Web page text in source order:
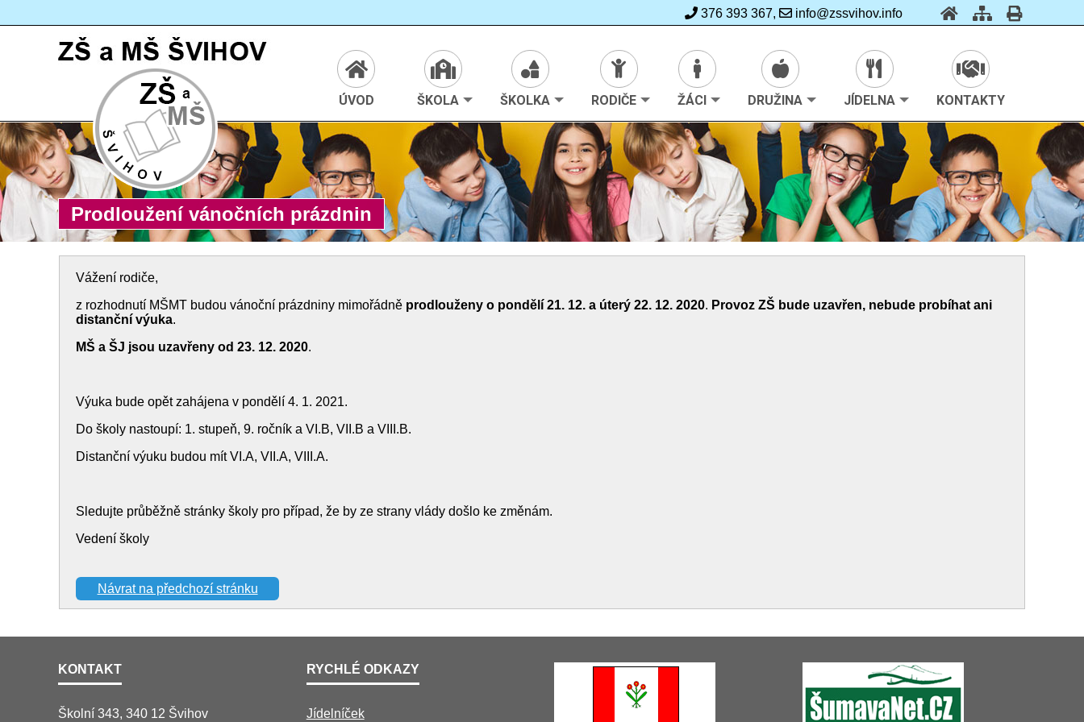
376 393 367, info@zssvihov.info
ÚVOD ŠKOLA ŠKOLKA RODIČE ŽÁCI DRUŽINA JÍDELNA KONTAKTY
Prodloužení vánočních prázdnin
Vážení rodiče,
z rozhodnutí MŠMT budou vánoční prázdniny mimořádně prodlouženy o pondělí 21. 12. a úterý 22. 12. 2020. Provoz ZŠ bude uzavřen, nebude probíhat ani
distanční výuka.
MŠ a ŠJ jsou uzavřeny od 23. 12. 2020.
Výuka bude opět zahájena v pondělí 4. 1. 2021.
Do školy nastoupí: 1. stupeň, 9. ročník a VI.B, VII.B a VIII.B.
Distanční výuku budou mít VI.A, VII.A, VIII.A.
Sledujte průběžně stránky školy pro případ, že by ze strany vlády došlo ke změnám.
Vedení školy
Návrat na předchozí stránku
KONTAKT
Školní 343, 340 12 Švihov
RYCHLÉ ODKAZY
Jídelníček